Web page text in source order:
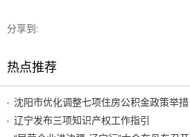
分享到:
热点推荐
沈阳市优化调整七项住房公积金政策举措
辽宁发布三项知识产权工作指引